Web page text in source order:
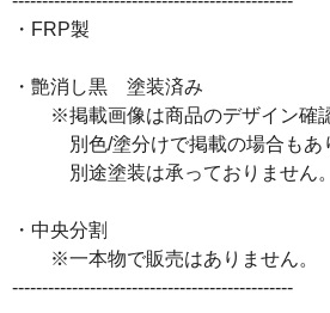
・FRP製
・艶消し黒 塗装済み
※掲載画像は商品のデザイン確
別色/塗分けで掲載の場合もあり
別途塗装は承っておりません。
・中央分割
※一本物で販売はありません。
-----------------------------------------------